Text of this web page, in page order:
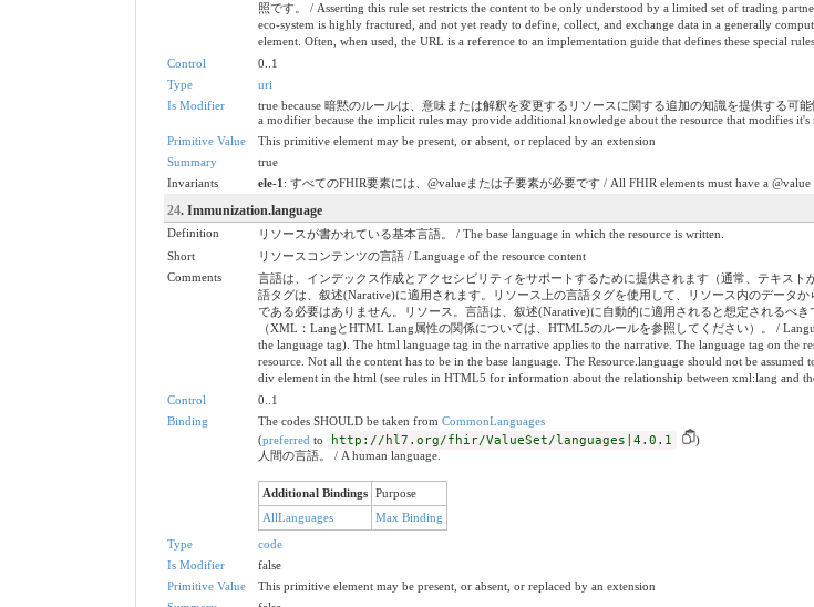
照です。 / Asserting this rule set restricts the content to be only understood by a limited set of trading
eco-system is highly fractured, and not yet ready to define, collect, and exchange data in a generally
element. Often, when used, the URL is a reference to an implementation guide that defines these special
Control
0..1
Type
uri
Is Modifier
true because 暗黙のルールは、意味または解釈を変更するリソースに関する追加の知識を提供する可
a modifier because the implicit rules may provide additional knowledge about the resource that modifies
Primitive Value
This primitive element may be present, or absent, or replaced by an extension
Summary
true
Invariants
ele-1 : すべてのFHIR要素には、@valueまたは子要素が必要です / All FHIR elements must have a
24. Immunization.language
Definition
リソースが書かれている基本言語。 / The base language in which the resource is written.
Short
リソースコンテンツの言語 / Language of the resource content
Comments
言語は、インデックス作成とアクセシビリティをサポートするために提供されます（通常、テキス
語タグは、叙述(Narative)に適用されます。リソース上の言語タグを使用して、リソース内のデータ
である必要はありません。リソース。言語は、叙述(Narative)に自動的に適用されると想定されるべ
（XML：LangとHTML Lang属性の関係については、HTML5のルールを参照してください）。 /
the language tag). The html language tag in the narrative applies to the narrative. The language tag on the
resource. Not all the content has to be in the base language. The Resource.language should not be
div element in the html (see rules in HTML5 for information about the relationship between xml:lang and
Control
0..1
Binding
The codes SHOULD be taken from CommonLanguages
(preferred to http://hl7.org/fhir/ValueSet/languages|4.0.1
)
人間の言語。 / A human language.
Additional Bindings
Purpose
AllLanguages
Max Binding
Type
code
Is Modifier
false
Primitive Value
This primitive element may be present, or absent, or replaced by an extension